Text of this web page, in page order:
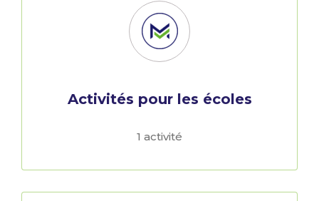
Activités pour les écoles
1 activité